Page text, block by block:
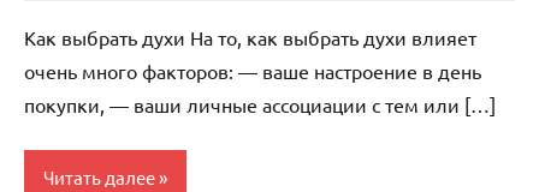
Как выбрать духи На то, как выбрать духи влияет
очень много факторов: — ваше настроение в день
покупки, — ваши личные ассоциации с тем или […]
Читать далее